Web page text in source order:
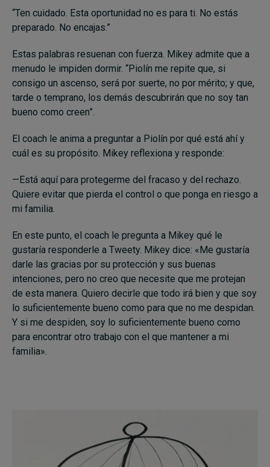
“Ten cuidado. Esta oportunidad no es para ti. No estás
preparado. No encajas.”
Estas palabras resuenan con fuerza. Mikey admite que a
menudo le impiden dormir. “Piolín me repite que, si
consigo un ascenso, será por suerte, no por mérito; y que,
tarde o temprano, los demás descubrirán que no soy tan
bueno como creen”.
El coach le anima a preguntar a Piolín por qué está ahí y
cuál es su propósito. Mikey reflexiona y responde:
—Está aquí para protegerme del fracaso y del rechazo.
Quiere evitar que pierda el control o que ponga en riesgo a
mi familia.
En este punto, el coach le pregunta a Mikey qué le
gustaría responderle a Tweety. Mikey dice: «Me gustaría
darle las gracias por su protección y sus buenas
intenciones, pero no creo que necesite que me protejan
de esta manera. Quiero decirle que todo irá bien y que soy
lo suficientemente bueno como para que no me despidan.
Y si me despiden, soy lo suficientemente bueno como
para encontrar otro trabajo con el que mantener a mi
familia».